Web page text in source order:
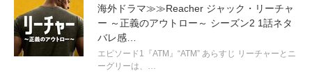
海外ドラマ≫≫Reacher ジャック・リーチャ
ー ～正義のアウトロー～ シーズン2 1話ネタ
バレ感…
エピソード1『ATM』“ATM” あらすじ リーチャーとニ
ーグリーは、…